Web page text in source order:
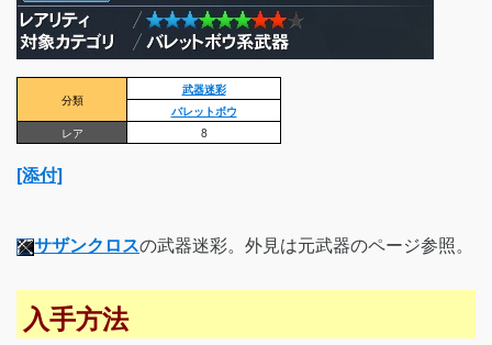
分類
武器迷彩
バレットボウ
レア
8
[添付]
サザンクロスの武器迷彩。外見は元武器のページ参照。
入手方法